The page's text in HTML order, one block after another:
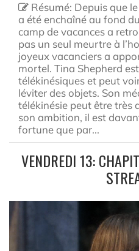
Résumé: Depuis que
a été enchaîné au fond
camp de vacances a
pas un seul meurtre à
joyeux vacanciers a
mortel. Tina Shepherd
télékinésiques et peut
léviter des objets. Son
télékinésie peut être très
son ambition, il est
fortune que par...
VENDREDI 13: